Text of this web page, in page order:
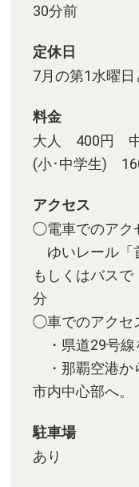
30分前
定休日
7月の第1水曜日
料金
大人 400円
(小･中学生)
アクセス
◯電車でのアク
ゆいレール「
もしくはバス
分
◯車でのアクセ
・県道29号線
・那覇空港か
市内中心部へ。
駐車場
あり